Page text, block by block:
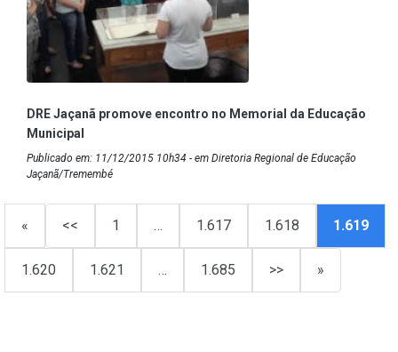
DRE Jaçanã promove encontro no Memorial da Educação
Municipal
Publicado em: 11/12/2015 10h34 - em Diretoria Regional de Educação
Jaçanã/Tremembé
« << 1 … 1.617 1.618 1.619
1.620 1.621 … 1.685 >> »